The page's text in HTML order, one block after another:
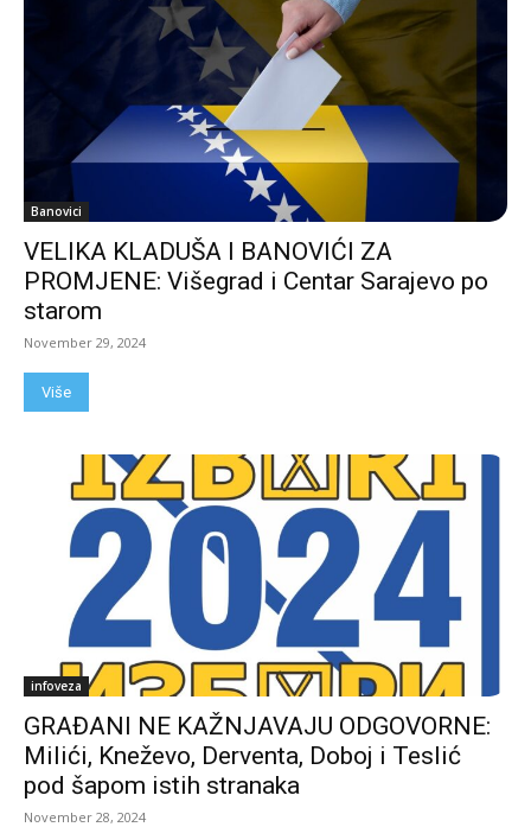
Banovici
VELIKA KLADUŠA I BANOVIĆI ZA
PROMJENE: Višegrad i Centar Sarajevo po
starom
November 29, 2024
Više
infoveza
GRAĐANI NE KAŽNJAVAJU ODGOVORNE:
Milići, Kneževo, Derventa, Doboj i Teslić
pod šapom istih stranaka
November 28, 2024